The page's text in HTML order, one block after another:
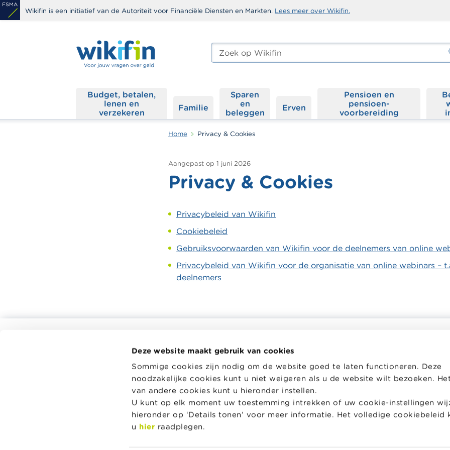
Deze website maakt gebruik van cookies
Sommige cookies zijn nodig om de website goed te laten functioneren. Deze
noodzakelijke cookies kunt u niet weigeren als u de website wilt bezoeken.
van andere cookies kunt u hieronder instellen.
U kunt op elk moment uw toestemming intrekken of uw cookie-instellingen
hieronder op ‘Details tonen’ voor meer informatie. Het volledige cookiebeleid
u hier raadplegen.
Overslaan
en
Wikifin is een initiatief van de Autoriteit voor Financiële Diensten en Markten. Lees meer over Wikifin.
Zoeken
edit-
Budget, betalen,
lenen en
verzekeren
Familie
Sparen
en
beleggen
Erven
Pensioen en
pensioen­
voorbereiding
Home Privacy & Cookies
Aangepast op 1 juni 2026
Privacy & Cookies
Privacybeleid van Wikifin
Cookiebeleid
Gebruiksvoorwaarden van Wikifin voor de deelnemers van online
Privacybeleid van Wikifin voor de organisatie van online webinars –
deelnemers
Budget, betalen, lenen en verzekeren
Pensioen en pensioenvoorbereiding
Woning en hypothecaire lening
Wikifin.be helpt je bij financiële
beslissingen. Ze stelt gratis betrouwbare
en handige informatie ter beschikking,
onafhankelijk van private financiële
spelers.
Lees meer over Wikifin
pedagogisch lesmateriaal en
aan leerkrachten om hen te
Naar Wikifin School